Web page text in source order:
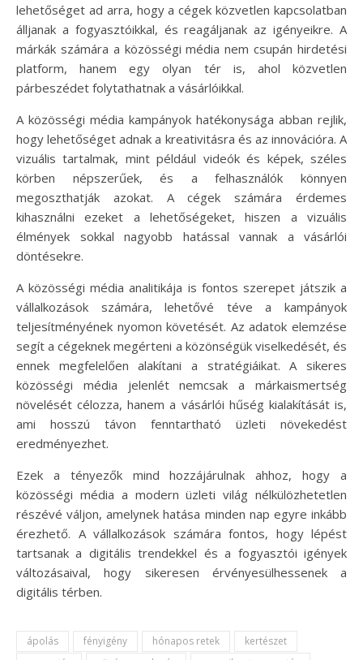
lehetőséget ad arra, hogy a cégek közvetlen kapcsolatban
álljanak a fogyasztóikkal, és reagáljanak az igényeikre. A
márkák számára a közösségi média nem csupán hirdetési
platform, hanem egy olyan tér is, ahol közvetlen
párbeszédet folytathatnak a vásárlóikkal.
A közösségi média kampányok hatékonysága abban rejlik,
hogy lehetőséget adnak a kreativitásra és az innovációra. A
vizuális tartalmak, mint például videók és képek, széles
körben népszerűek, és a felhasználók könnyen
megoszthatják azokat. A cégek számára érdemes
kihasználni ezeket a lehetőségeket, hiszen a vizuális
élmények sokkal nagyobb hatással vannak a vásárlói
döntésekre.
A közösségi média analitikája is fontos szerepet játszik a
vállalkozások számára, lehetővé téve a kampányok
teljesítményének nyomon követését. Az adatok elemzése
segít a cégeknek megérteni a közönségük viselkedését, és
ennek megfelelően alakítani a stratégiáikat. A sikeres
közösségi média jelenlét nemcsak a márkaismertség
növelését célozza, hanem a vásárlói hűség kialakítását is,
ami hosszú távon fenntartható üzleti növekedést
eredményezhet.
Ezek a tényezők mind hozzájárulnak ahhoz, hogy a
közösségi média a modern üzleti világ nélkülözhetetlen
részévé váljon, amelynek hatása minden nap egyre inkább
érezhető. A vállalkozások számára fontos, hogy lépést
tartsanak a digitális trendekkel és a fogyasztói igények
változásaival, hogy sikeresen érvényesülhessenek a
digitális térben.
ápolás fényigény hónapos retek
kertészet